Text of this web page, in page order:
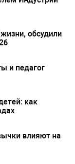
обсудили
и педагог
как
влияют на